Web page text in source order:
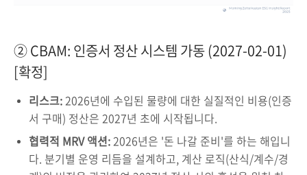
② CBAM: 인증서 정산 시스템 가동 (2027-02-01)
[확정]
리스크:2026년에 수입된 물량에 대한 실질적인 비용(인증
서 구매) 정산은 2027년 초에 시작됩니다.
협력적 MRV 액션:2026년은 '돈 나갈 준비'를 하는 해입니
다. 분기별 운영 리듬을 설계하고, 계산 로직(산식/계수/경